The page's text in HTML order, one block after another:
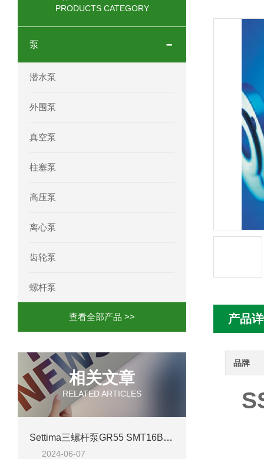
OEMER三相同步电机MTES 160MA/2
OEMER电机QLS 180M环保农业领域
mini motor电机AM 80P参数特点介绍
mini motor电机AM 66T参数特点介绍
mini motor电机AM 440M3T参数特点介
mini motor电机MCE 320P2T参数特点
AC-motoren交流电机ACM 160M-4参
AC-MOTOREN电机FCPA 80B-6参数
AC-MOTOREN电机FCPA 71B-2参数
PRODUCTS CATEGORY
泵
潜水泵
外围泵
真空泵
柱塞泵
高压泵
离心泵
齿轮泵
螺杆泵
查看全部产品 >>
相关文章
RELATED ARTICLES
Settima三螺杆泵GR55 SMT16B 380L S2产品介绍
2024-06-07
产品
品牌